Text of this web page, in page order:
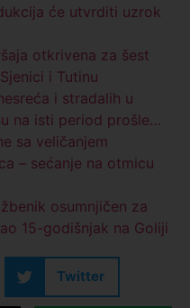
će utvrditi uzrok
otkrivena za šest
i Tutinu
i stradalih u
na isti period prošle…
sa veličanjem
– sećanje na otmicu
osumnjičen za
15-godišnjak na Goliji
Twitter